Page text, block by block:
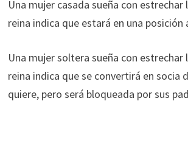
Una mujer casada sueña con estrechar
reina indica que estará en una posición
Una mujer soltera sueña con estrechar
reina indica que se convertirá en socia
quiere, pero será bloqueada por sus